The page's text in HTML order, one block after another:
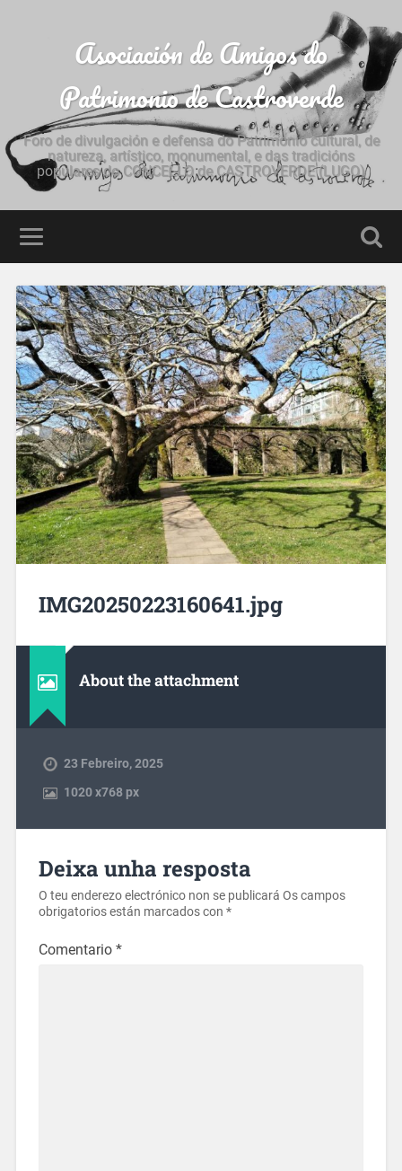
Asociación de Amigos do
Patrimonio de Castroverde
Foro de divulgación e defensa do Patrimonio cultural, de
natureza, artístico, monumental, e das tradicións
populares do CONCELLO de CASTROVERDE (LUGO)
IMG20250223160641.jpg
About the attachment
23 Febreiro, 2025
1020x768 px
Deixa unha resposta
O teu enderezo electrónico non se publicará Os campos
obrigatorios están marcados con *
Comentario *